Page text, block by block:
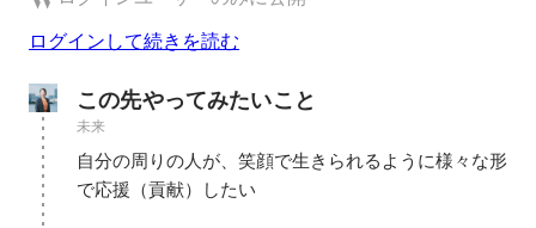
ログインして続きを読む
この先やってみたいこと
未来
自分の周りの人が、笑顔で生きられるように様々な形
で応援（貢献）したい